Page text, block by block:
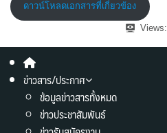
ดาวน์โหลดเอกสารที่เกี่ยวข้อง
Views:
ข่าวสาร/ประกาศ
ข้อมูลข่าวสารทั้งหมด
ข่าวประชาสัมพันธ์